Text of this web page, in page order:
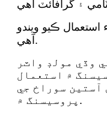
استعمال ڪيو ويندو
آهي.
وڏي مولڊ واٽر
۾ استعمال
آستين سوراخ جي
پروسيسنگ ۾.